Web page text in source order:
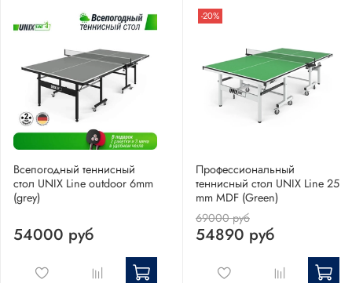
Всепогодный теннисный
стол UNIX Line outdoor 6mm
(grey)
54000 руб
-20%
Профессиональный
теннисный стол UNIX Line 25
mm MDF (Green)
69000 руб
54890 руб